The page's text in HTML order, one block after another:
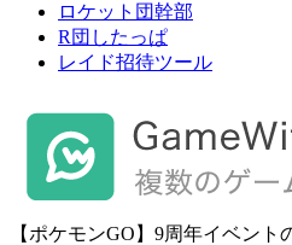
ロケット団幹部
R団したっぱ
レイド招待ツール
【ポケモンGO】9周年イベント